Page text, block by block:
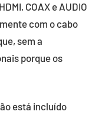
COAX e AUDIO
com o cabo
sem a
porque os
está incluído